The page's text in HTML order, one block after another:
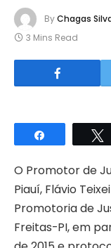
ByChagas
3 Mins Read
Compartilhar
O Promotor de
Piauí, Flávio
Promotoria de
Freitas-PI, em